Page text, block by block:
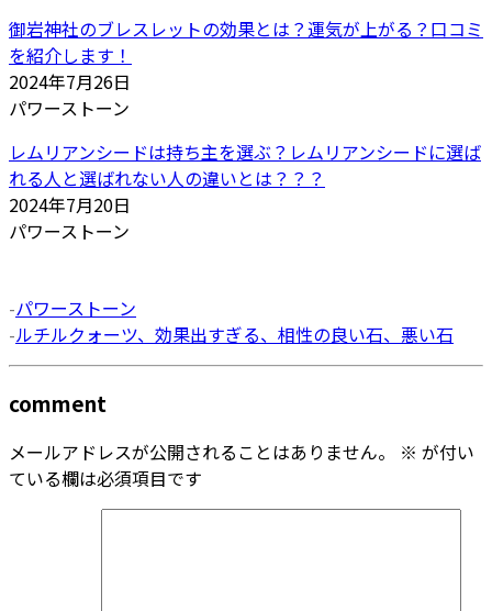
御岩神社のブレスレットの効果とは？運気が上がる？口コミ
を紹介します！
2024年7月26日
パワーストーン
レムリアンシードは持ち主を選ぶ？レムリアンシードに選ば
れる人と選ばれない人の違いとは？？？
2024年7月20日
パワーストーン
-パワーストーン
-ルチルクォーツ、効果出すぎる、相性の良い石、悪い石
comment
メールアドレスが公開されることはありません。 ※ が付い
ている欄は必須項目です